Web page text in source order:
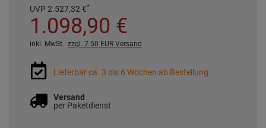
UVP 2.527,32 €*
1.098,90 €
inkl. MwSt. zzgl. 7.50 EUR Versand
Lieferbar ca. 3 bis 6 Wochen ab Bestellung
Versand
per Paketdienst